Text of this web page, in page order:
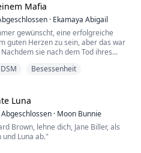
zu begleich...
Mafia
· Ekamaya Abigail
gewünscht, eine erfolgreiche
guten Herzen zu sein, aber das war
sie nach dem Tod ihres
ein Bordell zu verkaufen, wo sie von
Besessenheit
Luna
Abgeschlossen · Moon Bunnie
Brown, lehne dich, Jane Biller, als
Luna ab."